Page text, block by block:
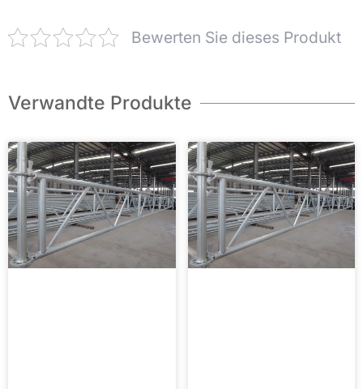
Bewerten Sie dieses Produkt
Verwandte Produkte